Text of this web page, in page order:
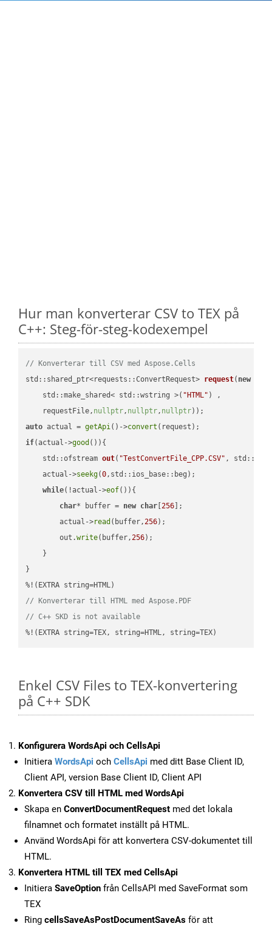
Hur man konverterar CSV to TEX på
C++: Steg-för-steg-kodexempel
// Konverterar till CSV med Aspose.Cells
std::shared_ptr<requests::ConvertRequest> request( new
    std::make_shared< std::wstring >(
"HTML" ) ,
    requestFile,
nullptr, nullptr, nullptr))
auto actual = getApi()->convert
if(actual->good ()){
std::ofstream out( "TestConvertFile_CPP.CSV" ,
    actual->
seekg(0,std::ios_base::beg);
while(!actual->eof()){
char* buffer = new char [256 ];
        actual->
read (buffer,256);
        out.
write(buffer,256);
    }
}
// Konverterar till HTML med Aspose.PDF
// C++ SKD is not available
%!(EXTRA string=TEX, string=HTML, string=TEX)
Enkel CSV Files to TEX-konvertering
på C++ SDK
Konfigurera WordsApi och CellsApi
Initiera WordsApi och CellsApi med ditt Base Client ID,
Client API, version Base Client ID, Client API
Konvertera CSV till HTML med WordsApi
Skapa en ConvertDocumentRequest med det lokala
filnamnet och formatet inställt på HTML.
Använd WordsApi för att konvertera CSV-dokumentet till
HTML.
Konvertera HTML till TEX med CellsApi
Initiera SaveOption från CellsAPI med SaveFormat som
TEX
Ring cellsSaveAsPostDocumentSaveAs för att